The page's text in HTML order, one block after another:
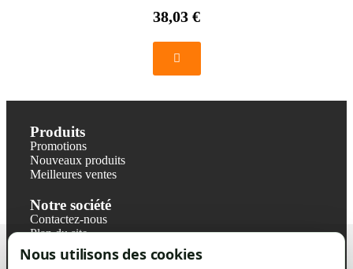
Nous utilisons des cookies
38,03 €
Produits
Promotions
Nouveaux produits
Meilleures ventes
Notre société
Contactez-nous
Plan du site
Magasin
Mentions légales